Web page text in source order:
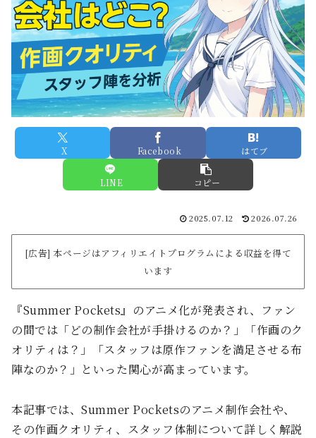
X Facebook はてブ
LINE コピー
2025.07.12 2026.07.26
[広告] 本ページはアフィリエイトプログラムによる収益を得て
います
『Summer Pockets』のアニメ化が発表され、ファン
の間では「どの制作会社が手掛けるのか？」「作画のク
オリティは？」「スタッフは原作ファンを満足させる布
陣なのか？」といった関心が高まっています。
本記事では、Summer Pocketsのアニメ制作会社や、
その作画クオリティ、スタッフ体制について詳しく解説